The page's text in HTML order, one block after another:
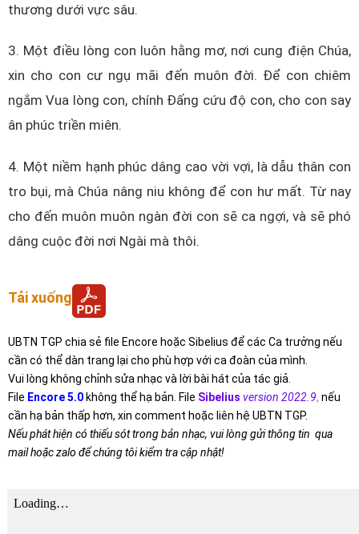
thương dưới vực sâu.
3. Một điều lòng con luôn hằng mơ, nơi cung điện Chúa,
xin cho con cư ngụ mãi đến muôn đời. Để con chiêm
ngắm Vua lòng con, chính Đấng cứu độ con, cho con say
ân phúc triền miên.
4. Một niềm hạnh phúc dâng cao vời vợi, là dẫu thân con
tro bụi, mà Chúa nâng niu không để con hư mất. Từ nay
cho đến muôn muôn ngàn đời con sẽ ca ngợi, và sẽ phó
dâng cuộc đời nơi Ngài mà thôi.
Tải xuống
UBTN TGP chia sẻ file Encore hoặc Sibelius để các Ca trưởng nếu
cần có thể dàn trang lại cho phù hợp với ca đoàn của mình.
Vui lòng không chỉnh sửa nhạc và lời bài hát của tác giả.
File Encore 5.0 không thể hạ bản. File Sibelius version 2022.9, nếu
cần hạ bản thấp hơn, xin comment hoặc liên hệ UBTN TGP.
Nếu phát hiện có thiếu sót trong bản nhạc, vui lòng gửi thông tin qua
mail hoặc zalo để chúng tôi kiểm tra cập nhật!